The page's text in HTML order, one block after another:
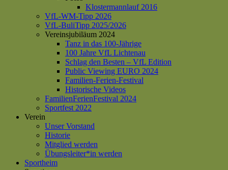
Klostermannlauf 2016
VfL-WM-Tipp 2026
VfL-BuliTipp 2025/2026
Vereinsjubiläum 2024
Tanz in das 100-Jährige
100 Jahre VfL Lichtenau
Schlag den Besten – VfL Edition
Public Viewing EURO 2024
Familien-Ferien-Festival
Historische Videos
FamilienFerienFestival 2024
Sportfest 2022
Verein
Unser Vorstand
Historie
Mitglied werden
Übungsleiter*in werden
Sportheim